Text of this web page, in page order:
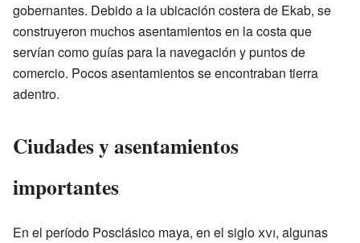
gobernantes. Debido a la ubicación costera de Ekab, se
construyeron muchos asentamientos en la costa que
servían como guías para la navegación y puntos de
comercio. Pocos asentamientos se encontraban tierra
adentro.
Ciudades y asentamientos
importantes
En el período Posclásico maya, en el sigloxvi, algunas